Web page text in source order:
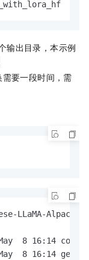
输出目录，本示例
需要一段时间，需
LLaMA-
8 16:14
8 16:14